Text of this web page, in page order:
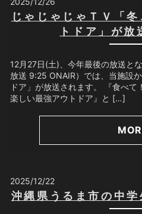
じゃじゃじゃＴＶ「
トドア」が放
12月27日(土)、今年最後の放送と
放送 9:25 ONAIR）では、当施設
ドア」が放送されます。 『食べ
楽しい最強アウトドア』と […]
2025/12/22
沖縄県うるま市の中